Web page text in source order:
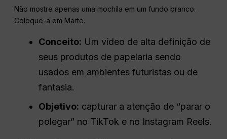
Não mostre apenas uma mochila em um fundo branco.
Coloque-a em Marte.
Conceito: Um vídeo de alta definição de
seus produtos de papelaria sendo
usados em ambientes futuristas ou de
fantasia.
Objetivo: capturar a atenção de “parar o
polegar” no TikTok e no Instagram Reels.